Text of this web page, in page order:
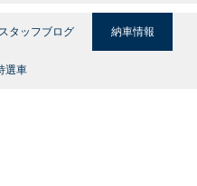
スタッフブログ 納車情報
選車